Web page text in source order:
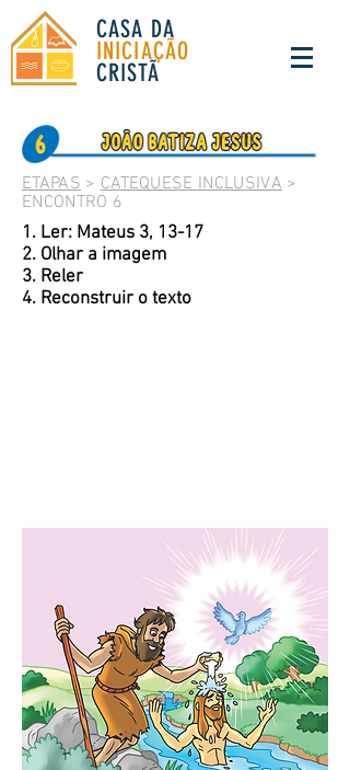
CASA DA
INICIAÇÃO
CRISTÃ
ETAPAS> CATEQUESE INCLUSIVA>
ENCONTRO 6
1. Ler: Mateus 3, 13-17
2. Olhar a imagem
3. Reler
4. Reconstruir o texto